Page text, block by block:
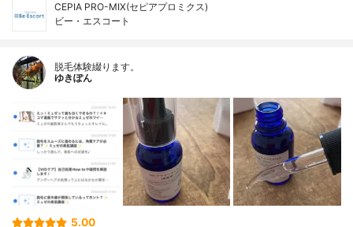
CEPIA PRO-MIX(セピアプロミクス)
ビー・エスコート
脱毛体験綴ります。
ゆきぽん
5.00